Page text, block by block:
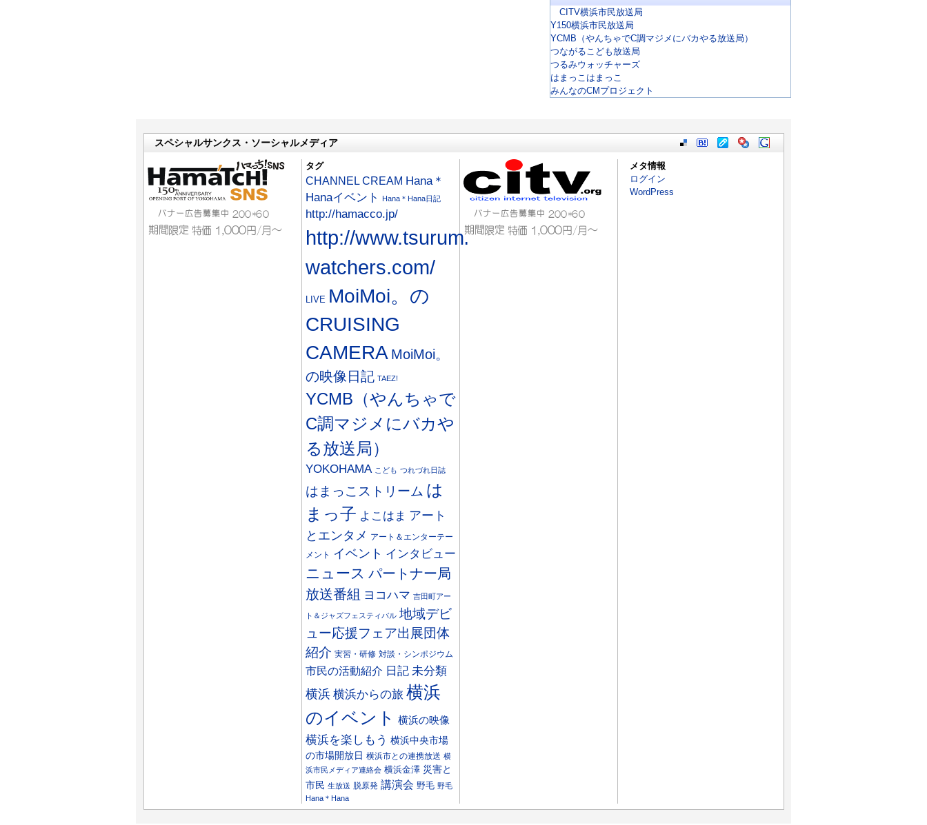
CITV横浜市民放送局
Y150横浜市民放送局
YCMB（やんちゃでC調マジメにバカやる放送局）
つながるこども放送局
つるみウォッチャーズ
はまっこはまっこ
みんなのCMプロジェクト
スペシャルサンクス・ソーシャルメディア
タグ
CHANNEL CREAM Hana＊
Hanaイベント
Hana＊Hana日記
http://hamacco.jp/
http://www.tsurumi-
watchers.com/
LIVE MoiMoi。の
CRUISING
CAMERA MoiMoi。
の映像日記 TAEZ!
YCMB（やんちゃで
C調マジメにバカや
る放送局）
YOKOHAMA こども つれづれ日誌
はまっこストリーム は
まっ子 よこはま アート
とエンタメ アート＆エンターテー
メント
イベント インタビュー
ニュース パートナー局
放送番組 ヨコハマ 吉田町アー
ト＆ジャズフェスティバル 地域デビ
ュー応援フェア出展団体
紹介 実習・研修 対談・シンポジウム
市民の活動紹介 日記 未分類
横浜 横浜からの旅 横浜
のイベント
横浜の映像
横浜を楽しもう 横浜中央市場
の市場開放日 横浜市との連携放送 横
浜市民メディア連絡会 横浜金澤 災害と
市民 生放送 脱原発 講演会 野毛 野毛
Hana＊Hana
メタ情報
ログイン
WordPress